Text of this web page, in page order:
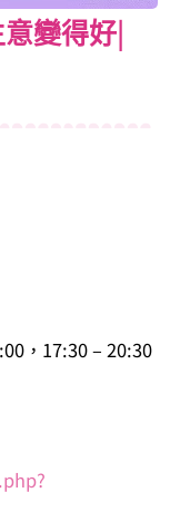
變得好美
，17:30 – 20:30